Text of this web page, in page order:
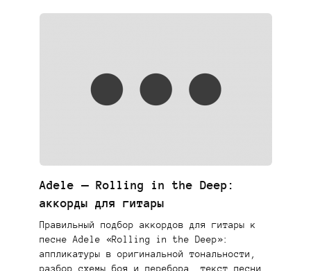
Adele — Rolling in the Deep:
аккорды для гитары
Правильный подбор аккордов для гитары к
песне Adele «Rolling in the Deep»:
аппликатуры в оригинальной тональности,
разбор схемы боя и перебора, текст песни.